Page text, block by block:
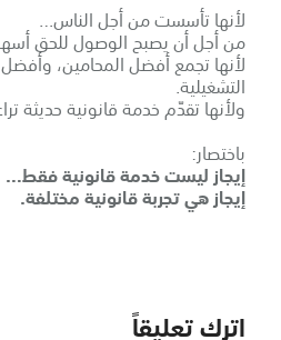
لأنها تأسست من أجل الناس…
من أجل أن يصبح الوصول للحق
لأنها تجمع أفضل المحامين،
التشغيلية.
ولأنها تقدّم خدمة قانونية حديثة
باختصار:
إيجاز ليست خدمة قانونية فقط…
إيجاز هي تجربة قانونية مختلفة.
اترك تعليقاً